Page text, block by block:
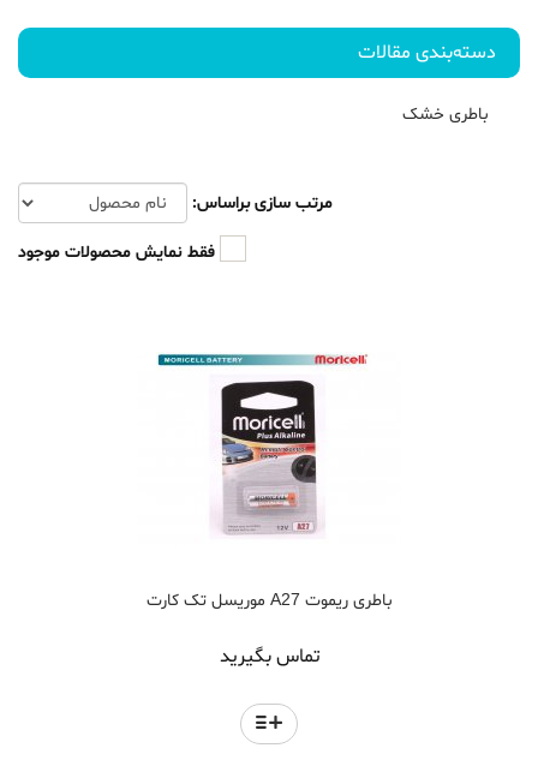
دسته‌بندی مقالات
باطری خشک
مرتب سازی براساس:
فقط نمایش محصولات موجود
باطری ریموت A27 موریسل تک کارت
تماس بگیرید